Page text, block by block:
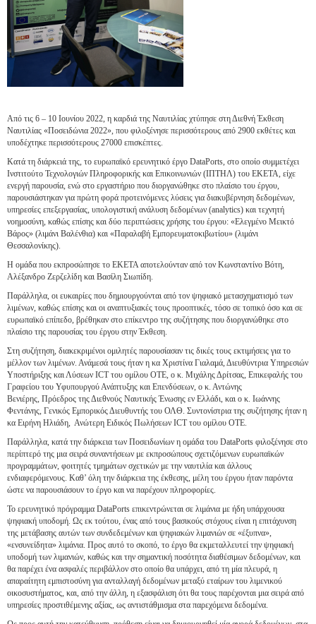
Από τις 6 – 10 Ιουνίου 2022, η καρδιά της Ναυτιλίας χτύπησε στη Διεθνή Έκθεση
Ναυτιλίας «Ποσειδώνια 2022», που φιλοξένησε περισσότερους από 2900 εκθέτες και
υποδέχτηκε περισσότερους 27000 επισκέπτες.
Κατά τη διάρκειά της, το ευρωπαϊκό ερευνητικό έργο DataPorts, στο οποίο συμμετέχει
Ινστιτούτο Τεχνολογιών Πληροφορικής και Επικοινωνιών (ΙΠΤΗΛ) του ΕΚΕΤΑ, είχε
ενεργή παρουσία, ενώ στο εργαστήριο που διοργανώθηκε στο πλαίσιο του έργου,
παρουσιάστηκαν για πρώτη φορά προτεινόμενες λύσεις για διακυβέρνηση δεδομένων,
υπηρεσίες επεξεργασίας, υπολογιστική ανάλυση δεδομένων (analytics) και τεχνητή
νοημοσύνη, καθώς επίσης και δύο περιπτώσεις χρήσης του έργου: «Ελεγμένο Μεικτό
Βάρος» (λιμάνι Βαλένθια) και «Παραλαβή Εμπορευματοκιβωτίου» (λιμάνι
Θεσσαλονίκης).
Η ομάδα που εκπροσώπησε το ΕΚΕΤΑ αποτελούνταν από τον Κωνσταντίνο Βότη,
Αλέξανδρο Ζερζελίδη και Βασίλη Σιωπίδη.
Παράλληλα, οι ευκαιρίες που δημιουργούνται από τον ψηφιακό μετασχηματισμό των
λιμένων, καθώς επίσης και οι αναπτυξιακές τους προοπτικές, τόσο σε τοπικό όσο και σε
ευρωπαϊκό επίπεδο, βρέθηκαν στο επίκεντρο της συζήτησης που διοργανώθηκε στο
πλαίσιο της παρουσίας του έργου στην Έκθεση.
Στη συζήτηση, διακεκριμένοι ομιλητές παρουσίασαν τις δικές τους εκτιμήσεις για το
μέλλον των λιμένων. Ανάμεσά τους ήταν η κα Χριστίνα Γιαλαμά, Διευθύντρια Υπηρεσιών
Υποστήριξης και Λύσεων ICT του ομίλου ΟΤΕ, ο κ. Μιχάλης Δρίτσας, Επικεφαλής του
Γραφείου του Υφυπουργού Ανάπτυξης και Επενδύσεων, ο κ. Αντώνης
Βενιέρης, Πρόεδρος της Διεθνούς Ναυτικής Ένωσης εν Ελλάδι, και ο κ. Ιωάννης
Φεντάνης, Γενικός Εμπορικός Διευθυντής του ΟΛΘ. Συντονίστρια της συζήτησης ήταν η
κα Ειρήνη Ηλιάδη, Ανώτερη Ειδικός Πωλήσεων ICT του ομίλου ΟΤΕ.
Παράλληλα, κατά την διάρκεια των Ποσειδωνίων η ομάδα του DataPorts φιλοξένησε στο
περίπτερό της μια σειρά συναντήσεων με εκπροσώπους σχετιζόμενων ευρωπαϊκών
προγραμμάτων, φοιτητές τμημάτων σχετικών με την ναυτιλία και άλλους
ενδιαφερόμενους. Καθ’ όλη την διάρκεια της έκθεσης, μέλη του έργου ήταν παρόντα
ώστε να παρουσιάσουν το έργο και να παρέχουν πληροφορίες.
Το ερευνητικό πρόγραμμα DataPorts επικεντρώνεται σε λιμάνια με ήδη υπάρχουσα
ψηφιακή υποδομή. Ως εκ τούτου, ένας από τους βασικούς στόχους είναι η επιτάχυνση
της μετάβασης αυτών των συνδεδεμένων και ψηφιακών λιμανιών σε «έξυπνα»,
«ενσυνείδητα» λιμάνια. Προς αυτό το σκοπό, το έργο θα εκμεταλλευτεί την ψηφιακή
υποδομή των λιμανιών, καθώς και την σημαντική ποσότητα διαθέσιμων δεδομένων, και
θα παρέχει ένα ασφαλές περιβάλλον στο οποίο θα υπάρχει, από τη μία πλευρά, η
απαραίτητη εμπιστοσύνη για ανταλλαγή δεδομένων μεταξύ εταίρων του λιμενικού
οικοσυστήματος, και, από την άλλη, η εξασφάλιση ότι θα τους παρέχονται μια σειρά από
υπηρεσίες προστιθέμενης αξίας, ως αντιστάθμισμα στα παρεχόμενα δεδομένα.